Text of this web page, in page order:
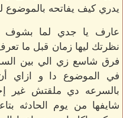
يدري كيف يفاتحه بالموضوع
عارف يا جدي لما بشوف
نظرتك ليها زمان قبل ما
فرق شاسع زي الي بين
في الموضوع دا و ازاي
بالسرعه دي ملقتش غير
شايفها من يوم الحادثه